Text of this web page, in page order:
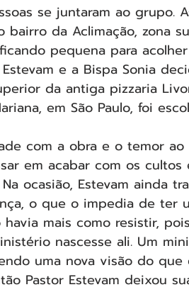
se juntaram ao grupo.
bairro da Aclimação, zona
pequena para
e a Bispa Sonia
da antiga pizzaria
em São Paulo, foi
com a obra e o temor
em acabar com os
ocasião, Estevam ainda
o que o impedia de ter
havia mais como resistir,
nascesse ali. Um
uma nova visão do que
Pastor Estevam deixou